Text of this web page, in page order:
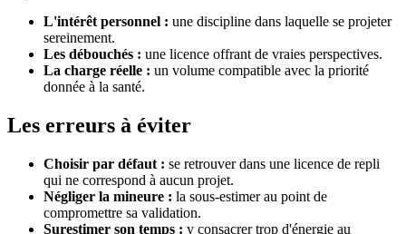
L'intérêt personnel : une discipline dans laquelle se projeter
sereinement.
Les débouchés : une licence offrant de vraies perspectives.
La charge réelle : un volume compatible avec la priorité
donnée à la santé.
Les erreurs à éviter
Choisir par défaut : se retrouver dans une licence de repli
qui ne correspond à aucun projet.
Négliger la mineure : la sous-estimer au point de
compromettre sa validation.
Surestimer son temps : y consacrer trop d'énergie au